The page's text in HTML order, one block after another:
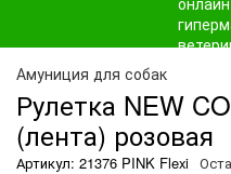
Амуниция для собак
Рулетка NEW
(лента) розовая
Артикул: 21376 PINK Flexi